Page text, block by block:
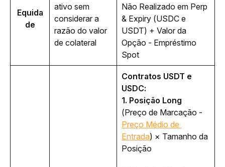
Equida
de
ativo sem
considerar a
razão do valor
de colateral
Não Realizado em Perp
& Expiry (USDC e
USDT) + Valor da
Opção - Empréstimo
Spot
Contratos USDT e
USDC:
1. Posição Long
(Preço de Marcação
Preço Médio de
Entrada) × Tamanho da
Posição